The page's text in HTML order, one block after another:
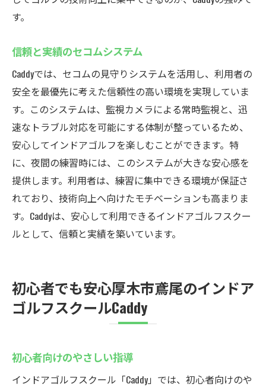
す。
信頼と実績のセコムシステム
Caddyでは、セコムの見守りシステムを活用し、利用者の
安全を最優先に考えた信頼性の高い環境を実現していま
す。このシステムは、監視カメラによる常時監視と、迅
速なトラブル対応を可能にする体制が整っているため、
安心してインドアゴルフを楽しむことができます。特
に、夜間の練習時には、このシステムが大きな安心感を
提供します。利用者は、練習に集中できる環境が保証さ
れており、技術向上へ向けたモチベーションも高まりま
す。Caddyは、安心して利用できるインドアゴルフスクー
ルとして、信頼と実績を築いています。
初心者でも安心厚木市鳶尾のインドア
ゴルフスクールCaddy
初心者向けのやさしい指導
インドアゴルフスクール「Caddy」では、初心者向けのや